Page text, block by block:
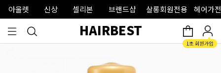
아울렛 신상 셀리본 브랜드샵 살롱회원전용 헤어가
HAIRBEST